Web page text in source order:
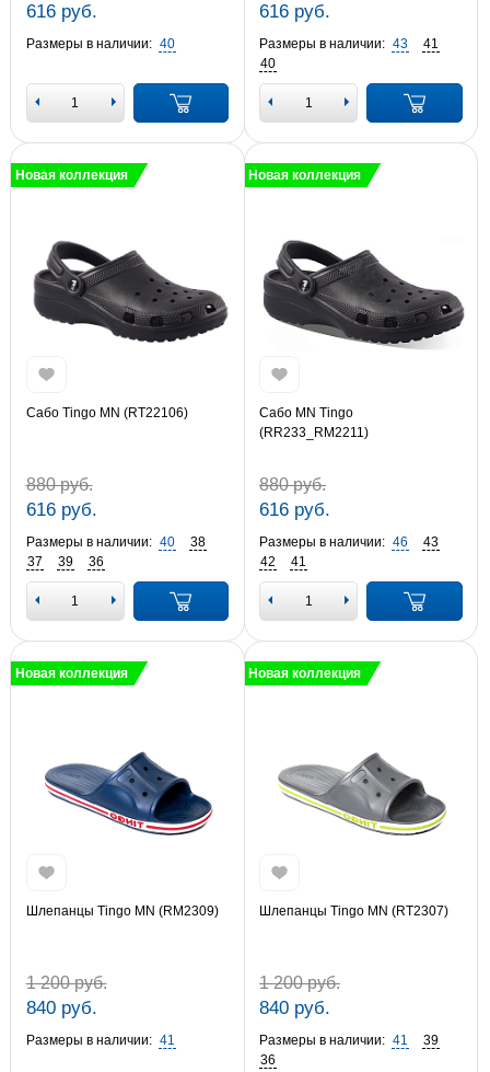
616 руб.
Размеры в наличии: 40
616 руб.
Размеры в наличии: 43
41
40
Новая коллекция
Сабо Tingo MN (RT22106)
880 руб.
616 руб.
Размеры в наличии: 40
38
37
39 36
Новая коллекция
Сабо MN Tingo
(RR233_RM2211)
880 руб.
616 руб.
Размеры в наличии: 46
43
42
41
Новая коллекция
Шлепанцы Tingo MN (RM2309)
1 200 руб.
840 руб.
Размеры в наличии: 41
Новая коллекция
Шлепанцы Tingo MN (RT2307)
1 200 руб.
840 руб.
Размеры в наличии: 41
39
36